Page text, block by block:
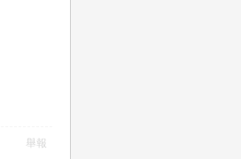
舉報